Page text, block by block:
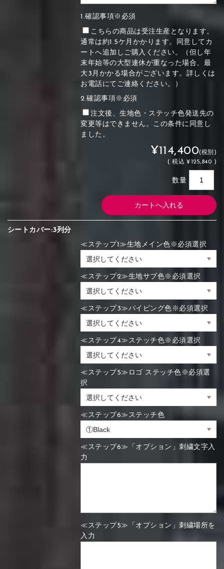
1.確認事項※必須
こちらの商品は受注生産となります。
通常は約1.5ケ月かかります。同意してカ
ートへ追加しご購入ください。（但し年
末年始等の大型連休が重なった場合、最
大3月かかる場合がございます。詳しくは
お電話にてご連絡ください。）
2.確認事項※必須
注文後、生地色・ステッチ色発送先の
変更等はできません。この条件に同意し
ました。
¥114,400(税別)
(税込 ¥125,840 )
数量
シートカバー:3列分
≪ステップ1≫生地メイン色※必須選択
≪ステップ2≫生地サブ色※必須選択
≪ステップ3≫パイピング色※必須選択
≪ステップ4≫ステッチ色※必須選択
≪ステップ5≫ロゴ ステッチ色※必須選
択
≪ステップ6≫ステッチ色
≪ステップ6≫「オプション」刺繍文字入
力
≪ステップ5≫「オプション」刺繍場所を
入力